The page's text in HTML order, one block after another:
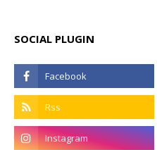
SOCIAL PLUGIN